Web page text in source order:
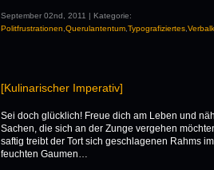
September 02nd, 2011 | Kategorie:
Politfrustrationen Querulantentum Typografiziertes
[Kulinarischer Imperativ]
Sei doch glücklich! Freue dich am Leben und
Sachen, die sich an der Zunge vergehen
saftig treibt der Tort sich geschlagenen Rahms
feuchten Gaumen…